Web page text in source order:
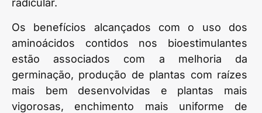
radicular.
Os benefícios alcançados com o uso dos
aminoácidos contidos nos bioestimulantes
estão associados com a melhoria da
germinação, produção de plantas com raízes
mais bem desenvolvidas e plantas mais
vigorosas, enchimento mais uniforme de